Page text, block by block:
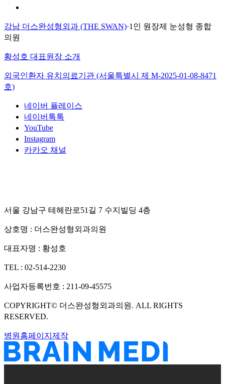
강남 더스완성형외과 (THE SWAN)·1인 원장제 눈성형 종합
의원
황성호 대표원장 소개
외국인환자 유치의료기관 (서울특별시 제 M-2025-01-08-8471
호)
네이버 플레이스
네이버톡톡
YouTube
Instagram
카카오 채널
서울 강남구 테헤란로51길 7 수지빌딩 4층
상호명 : 더스완성형외과의원
대표자명 : 황성호
TEL : 02-514-2230
사업자등록번호 : 211-09-45575
COPYRIGHT© 더스완성형외과의원 . ALL RIGHTS
RESERVED.
병원홈페이지제작